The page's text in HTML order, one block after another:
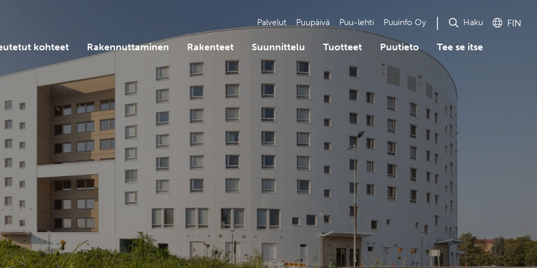
Palvelut Puupäivä Puu-lehti Puuinfo Oy Haku FIN
kohteet Rakennuttaminen Rakenteet Suunnittelu Tuotteet Puutieto Tee se itse